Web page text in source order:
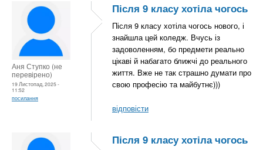
Аня Ступко (не
перевірено)
19 Листопад, 2025 -
11:52
посилання
Після 9 класу хотіла чогось
Після 9 класу хотіла чогось нового, і
знайшла цей коледж. Вчусь із
задоволенням, бо предмети реально
цікаві й набагато ближчі до реального
життя. Вже не так страшно думати про
свою професію та майбутнє)))
відповісти
Після 9 класу хотіла чогось